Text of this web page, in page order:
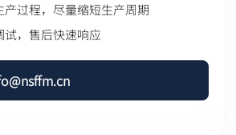
产过程，尽量缩短生产周期
，售后快速响应